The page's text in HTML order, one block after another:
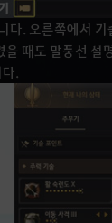
. 오른쪽에서
때도 말풍선
.